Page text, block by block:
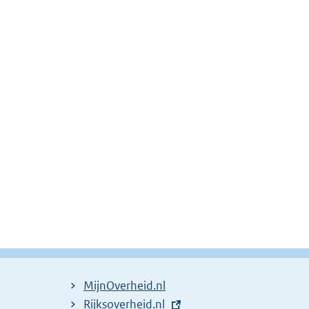
MijnOverheid.nl
E
Rijksoverheid.nl